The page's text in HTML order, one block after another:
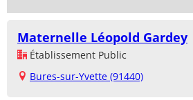
Maternelle Léopold Gardey
Établissement Public
Bures-sur-Yvette (91440)